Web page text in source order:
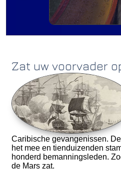
Zat uw voorvader
Caribische gevangenissen.
het mee en tienduizenden
honderd bemanningsleden.
de Mars zat.